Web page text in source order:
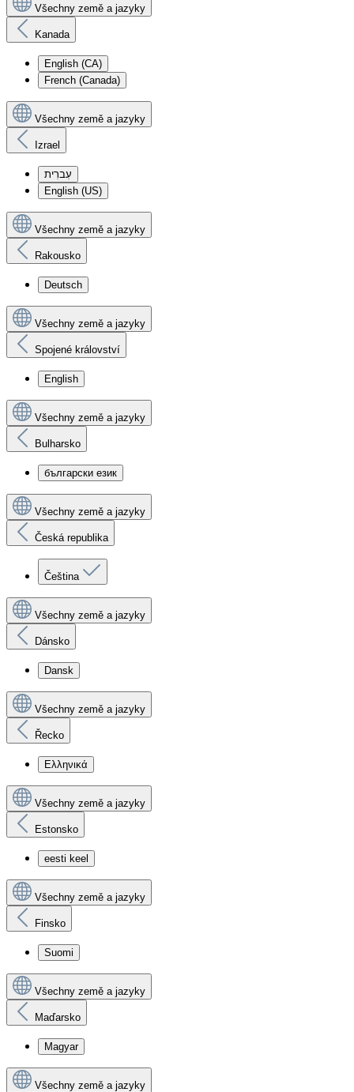
Všechny země a jazyky
Kanada
English (CA)
French (Canada)
Všechny země a jazyky
Izrael
עִברִית
English (US)
Všechny země a jazyky
Rakousko
Deutsch
Všechny země a jazyky
Spojené království
English
Všechny země a jazyky
Bulharsko
български език
Všechny země a jazyky
Česká republika
Čeština
Všechny země a jazyky
Dánsko
Dansk
Všechny země a jazyky
Řecko
Ελληνικά
Všechny země a jazyky
Estonsko
eesti keel
Všechny země a jazyky
Finsko
Suomi
Všechny země a jazyky
Maďarsko
Magyar
Všechny země a jazyky